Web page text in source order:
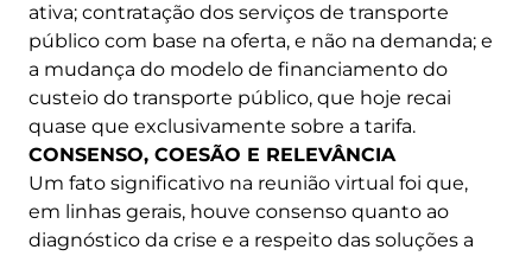
ativa; contratação dos serviços de transporte
público com base na oferta, e não na demanda; e
a mudança do modelo de financiamento do
custeio do transporte público, que hoje recai
quase que exclusivamente sobre a tarifa.
CONSENSO, COESÃO E RELEVÂNCIA
Um fato significativo na reunião virtual foi que,
em linhas gerais, houve consenso quanto ao
diagnóstico da crise e a respeito das soluções a